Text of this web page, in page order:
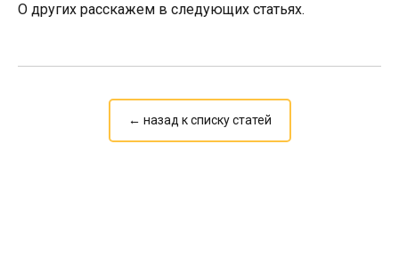
О других расскажем в следующих статьях.
← назад к списку статей